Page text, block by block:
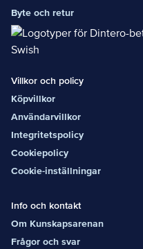
Byte och retur
Villkor och policy
Köpvillkor
Användarvillkor
Integritetspolicy
Cookiepolicy
Cookie-inställningar
Info och kontakt
Om Kunskapsarenan
Frågor och svar